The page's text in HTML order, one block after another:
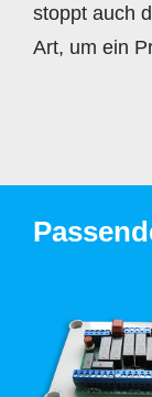
stoppt auch
Art, um ein